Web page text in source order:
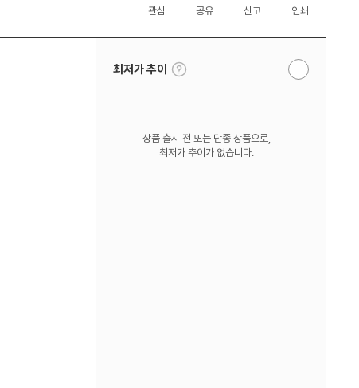
관심 공유 신고 인쇄
최저가 추이
툴
팁
알
상품 출시 전 또는 단종 상품으로,
최저가 추이가 없습니다.